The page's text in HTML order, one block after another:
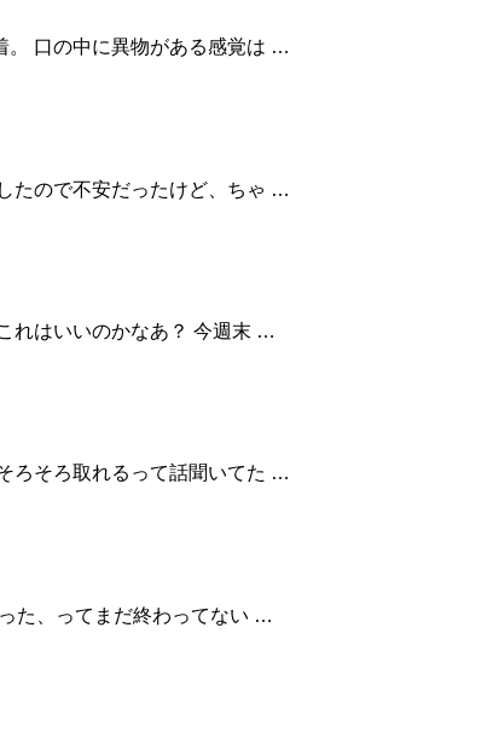
。 口の中に異物がある感覚は …
たので不安だったけど、ちゃ …
れはいいのかなあ？ 今週末 …
ろそろ取れるって話聞いてた …
た、ってまだ終わってない …